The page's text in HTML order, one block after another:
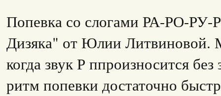
Попевка со слогами РА-РО-
Дизяка" от Юлии Литвиновой.
когда звук Р ппроизносится без
ритм попевки достаточно